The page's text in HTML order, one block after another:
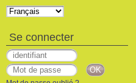
Se connecter